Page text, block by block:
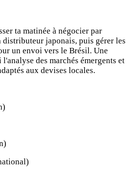
ta matinée à négocier par
japonais, puis gérer les
un envoi vers le Brésil. Une
des marchés émergents et
aux devises locales.